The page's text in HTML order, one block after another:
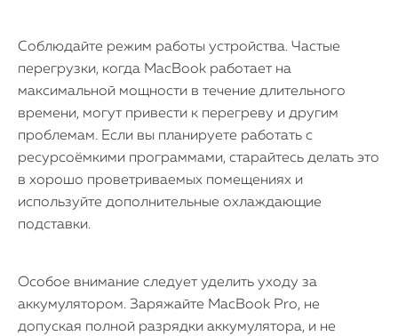
Соблюдайте режим работы устройства. Частые
перегрузки, когда MacBook работает на
максимальной мощности в течение длительного
времени, могут привести к перегреву и другим
проблемам. Если вы планируете работать с
ресурсоёмкими программами, старайтесь делать это
в хорошо проветриваемых помещениях и
используйте дополнительные охлаждающие
подставки.
Особое внимание следует уделить уходу за
аккумулятором. Заряжайте MacBook Pro, не
допуская полной разрядки аккумулятора, и не